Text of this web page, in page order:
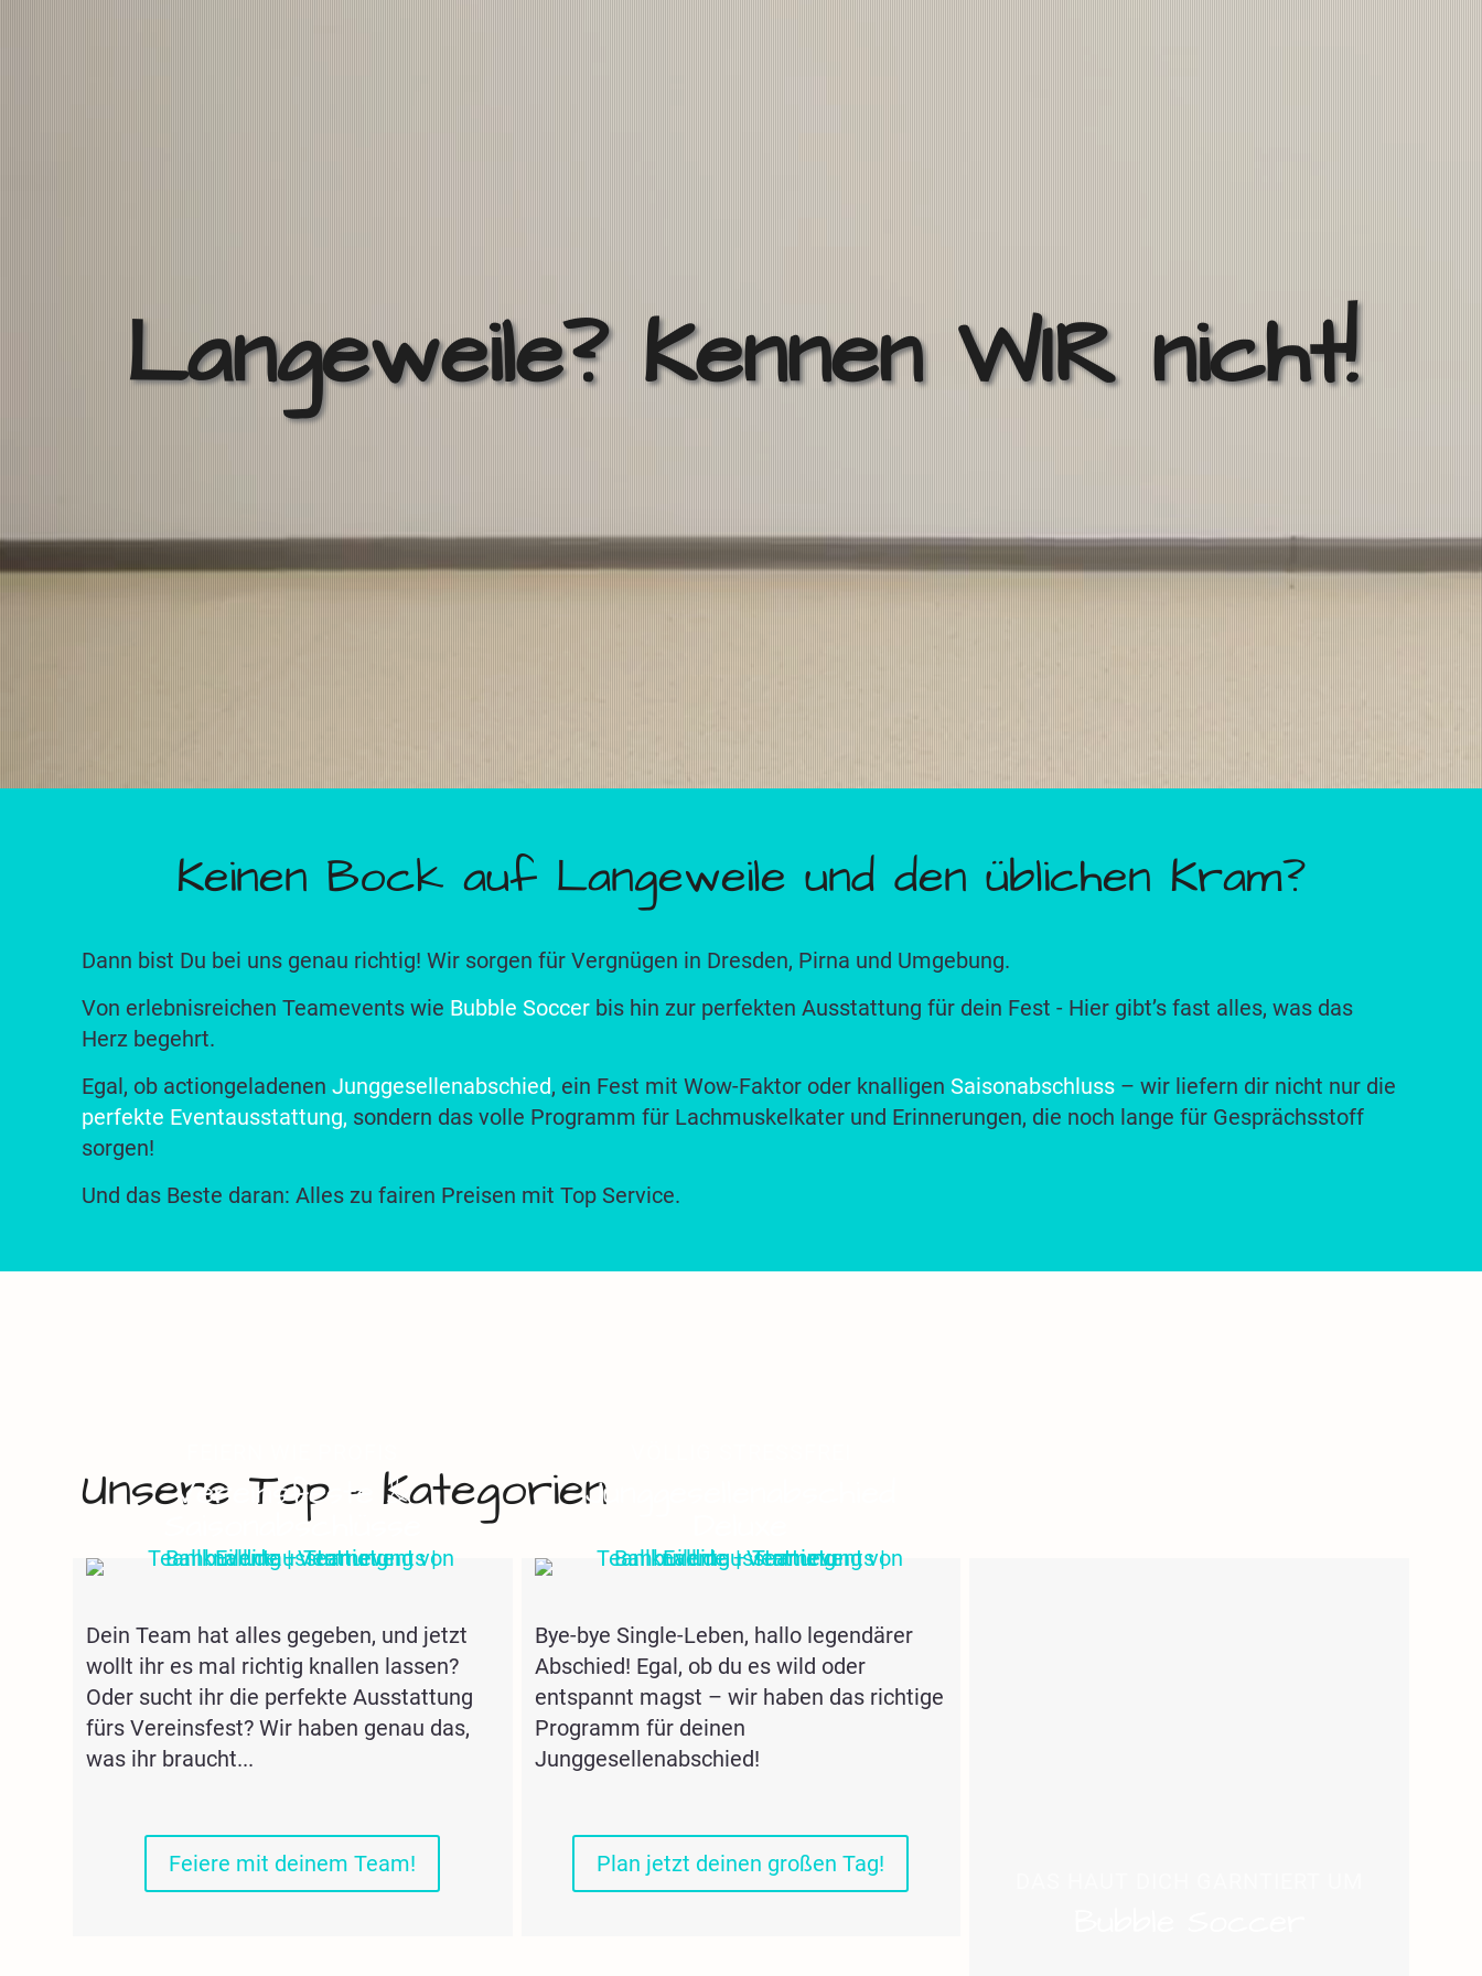
Langeweile? Kennen WIRnicht!
Keinen Bock auf Langeweile und den üblichen Kram?
Dann bist Du bei uns genau richtig! Wir sorgen für Vergnügen in Dresden, Pirna und Umgebung.
Von erlebnisreichen Teamevents wie Bubble Soccer bis hin zur perfekten Ausstattung für dein Fest - Hier gibt’s fast alles, was das
Herz begehrt.
Egal, ob actiongeladenen Junggesellenabschied, ein Fest mit Wow-Faktor oder knalligen Saisonabschluss – wir liefern dir nicht nur die
perfekte Eventausstattung, sondern das volle Programm für Lachmuskelkater und Erinnerungen, die noch lange für Gesprächsstoff
sorgen!
Und das Beste daran: Alles zu fairen Preisen mit Top Service.
Unsere Top - Kategorien
Vereinsfeste &
Saisonabschlüsse
Dein Team hat alles gegeben, und jetzt
wollt ihr es mal richtig knallen lassen?
Oder sucht ihr die perfekte Ausstattung
fürs Vereinsfest? Wir haben genau das,
was ihr braucht...
Feiere mit deinem Team!
Junggesellenabschied
Bye-bye Single-Leben, hallo legendärer
Abschied! Egal, ob du es wild oder
entspannt magst – wir haben das richtige
Programm für deinen
Junggesellenabschied!
Plan jetzt deinen großen Tag!